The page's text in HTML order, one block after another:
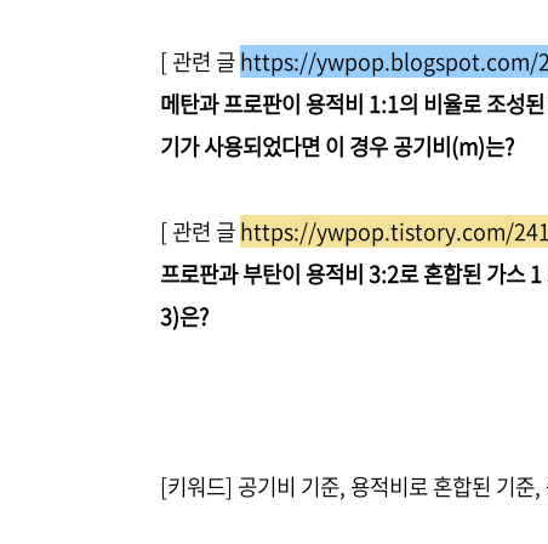
[ 관련 글https://ywpop.blogspot.com/
메탄과 프로판이 용적비 1:1의 비율로 조성
기가 사용되었다면 이 경우 공기비(m)는?
[ 관련 글https://ywpop.tistory.com/
프로판과 부탄이 용적비 3:2로 혼합된 가스
3)은?
[키워드] 공기비 기준, 용적비로 혼합된 기준